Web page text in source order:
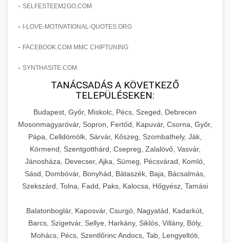
amelyek valós eredményeket hoznak.
szonyegtisztito.net
marketing stratégiai tervrajz
útjáról, bemutatva az utat a küzdő praxistól a
virágzó vállalkozásig 150%-os növekedéssel.
klinika átalakulási történet
Érdeklődés 150%-os Fokozása
Technikák és módszerek a páciensek
érdeklődésének és elkötelezettségének drámai
növeléséhez. Egy 150%-os fellendülési
esettanulmány gyakorlati betekintésekkel.
weboldal-keszites.co
elkötelezettség erősítési módszerek
🎮 19. AI Google Ads és Meta
Kampány Kezelés
Fejlett AI-alapú Google Ads és Meta hirdetési
kampánykezelés. Optimalizálja hirdetési
költségvetését gépi tanulással és
automatizálással.
aikampany.hu AI hirdetési automatizálás
🍞 20. Ipari Dagasztógép +
Professzionális ipari dagasztógépek és
tésztakeverő gépek pékségek és kereskedelmi
konyhák számára. Masszív konstrukció
megbízható teljesítményhez.
chef-iparikonyhagepek.hu
🔪 21. Ipari Szeletelőgép +
Ipari hús- és sajtszeletelő gépek professzionális
élelmiszer-előkészítéshez. Precíziós vágás
állítható vastagság beállítással.
📦 22. Vákuumozó Gép +
- SELFESTEEM2GO.COM
- I-LOVE-MOTIVATIONAL-QUOTES.ORG
- FACEBOOK.COM MMC CHIPTUNING
- SYNTHASITE.COM
TANÁCSADÁS A KÖVETKEZŐ
TELEPÜLÉSEKEN:
Budapest, Győr, Miskolc, Pécs, Szeged, Debrecen
Mosonmagyaróvár, Sopron, Fertőd, Kapuvár, Csorna, Győr,
Pápa, Celldömölk, Sárvár, Kőszeg, Szombathely, Ják,
Körmend, Szentgotthárd, Csepreg, Zalalövő, Vasvár,
Jánosháza, Devecser, Ajka, Sümeg, Pécsvárad, Komló,
Sásd, Dombóvár, Bonyhád, Bátaszék, Baja, Bácsalmás,
Szekszárd, Tolna, Fadd, Paks, Kalocsa, Hőgyész, Tamási
Balatonboglár, Kaposvár, Csurgó, Nagyatád, Kadarkút,
Barcs, Szigetvár, Sellye, Harkány, Siklós, Villány, Bóly,
Mohács, Pécs, Szentlőrinc Andocs, Tab, Lengyeltóti,